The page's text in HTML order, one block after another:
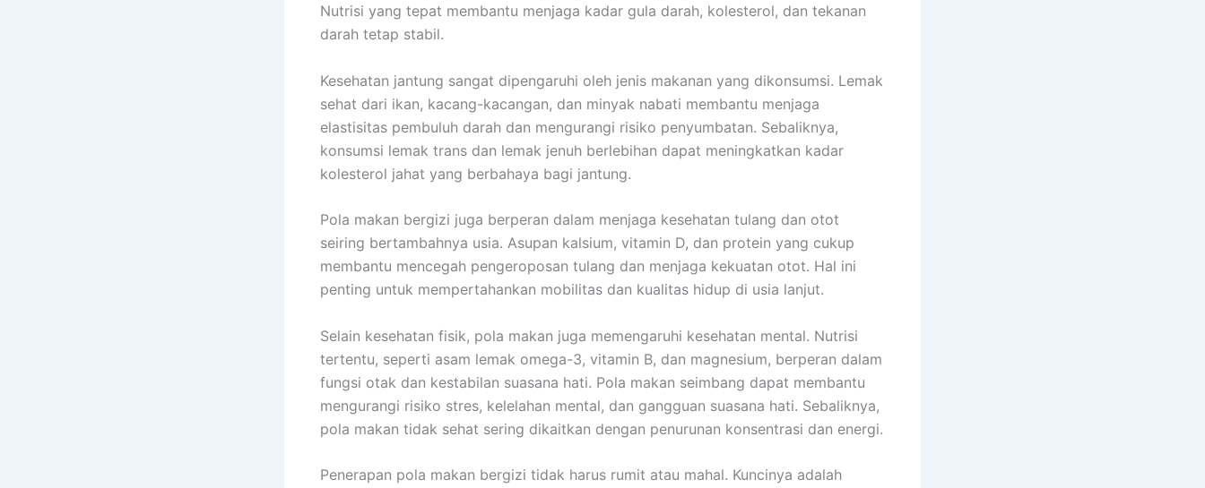
Nutrisi yang tepat membantu menjaga kadar gula darah, kolesterol, dan tekanan
darah tetap stabil.
Kesehatan jantung sangat dipengaruhi oleh jenis makanan yang dikonsumsi. Lemak
sehat dari ikan, kacang-kacangan, dan minyak nabati membantu menjaga
elastisitas pembuluh darah dan mengurangi risiko penyumbatan. Sebaliknya,
konsumsi lemak trans dan lemak jenuh berlebihan dapat meningkatkan kadar
kolesterol jahat yang berbahaya bagi jantung.
Pola makan bergizi juga berperan dalam menjaga kesehatan tulang dan otot
seiring bertambahnya usia. Asupan kalsium, vitamin D, dan protein yang cukup
membantu mencegah pengeroposan tulang dan menjaga kekuatan otot. Hal ini
penting untuk mempertahankan mobilitas dan kualitas hidup di usia lanjut.
Selain kesehatan fisik, pola makan juga memengaruhi kesehatan mental. Nutrisi
tertentu, seperti asam lemak omega-3, vitamin B, dan magnesium, berperan dalam
fungsi otak dan kestabilan suasana hati. Pola makan seimbang dapat membantu
mengurangi risiko stres, kelelahan mental, dan gangguan suasana hati. Sebaliknya,
pola makan tidak sehat sering dikaitkan dengan penurunan konsentrasi dan energi.
Penerapan pola makan bergizi tidak harus rumit atau mahal. Kuncinya adalah